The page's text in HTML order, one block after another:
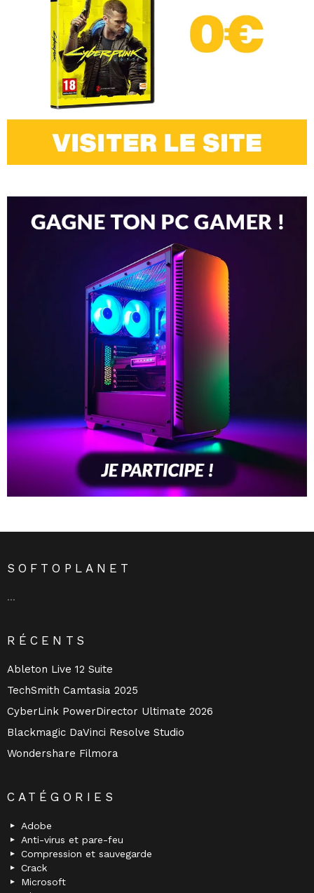
SOFTOPLANET
…
RÉCENTS
Ableton Live 12 Suite
TechSmith Camtasia 2025
CyberLink PowerDirector Ultimate 2026
Blackmagic DaVinci Resolve Studio
Wondershare Filmora
CATÉGORIES
Adobe
Anti-virus et pare-feu
Compression et sauvegarde
Crack
Microsoft